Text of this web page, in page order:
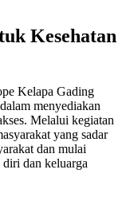
Kesehatan
Kelapa Gading
menyediakan
Melalui kegiatan
yang sadar
dan mulai
dan keluarga